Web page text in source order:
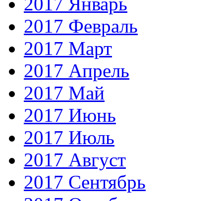
2017 Февраль
2017 Март
2017 Апрель
2017 Май
2017 Июнь
2017 Июль
2017 Август
2017 Сентябрь